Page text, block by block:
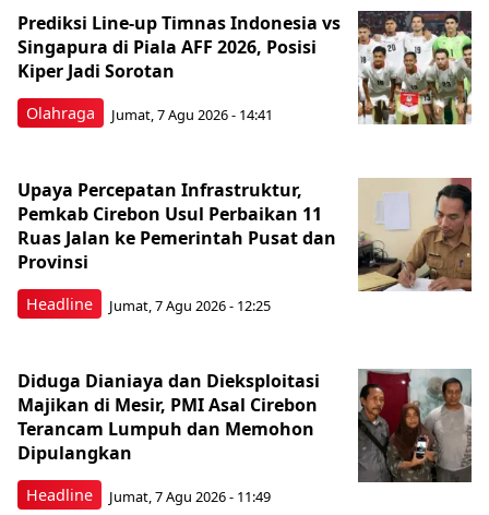
Olahraga
Prediksi Line-up Timnas Indonesia vs
Singapura di Piala AFF 2026, Posisi
Kiper Jadi Sorotan
Jumat, 7 Agu 2026 - 14:41
Headline
Upaya Percepatan Infrastruktur,
Pemkab Cirebon Usul Perbaikan 11
Ruas Jalan ke Pemerintah Pusat dan
Provinsi
Jumat, 7 Agu 2026 - 12:25
Headline
Diduga Dianiaya dan Dieksploitasi
Majikan di Mesir, PMI Asal Cirebon
Terancam Lumpuh dan Memohon
Dipulangkan
Jumat, 7 Agu 2026 - 11:49